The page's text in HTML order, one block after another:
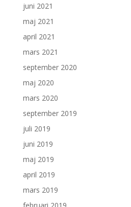
juni 2021
maj 2021
april 2021
mars 2021
september 2020
maj 2020
mars 2020
september 2019
juli 2019
juni 2019
maj 2019
april 2019
mars 2019